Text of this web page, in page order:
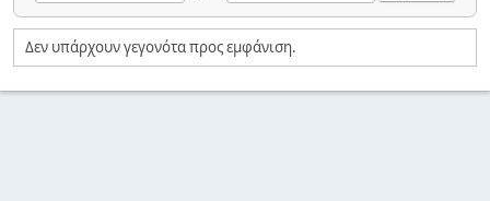
Δεν υπάρχουν γεγονότα προς εμφάνιση.